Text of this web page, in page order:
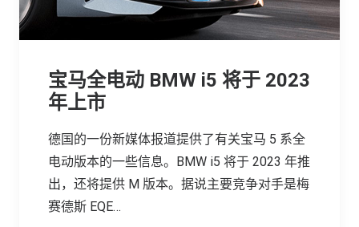
宝马全电动 BMW i5 将于 2023
年上市
德国的一份新媒体报道提供了有关宝马 5 系全
电动版本的一些信息。BMW i5 将于 2023 年推
出，还将提供 M 版本。据说主要竞争对手是梅
赛德斯 EQE…